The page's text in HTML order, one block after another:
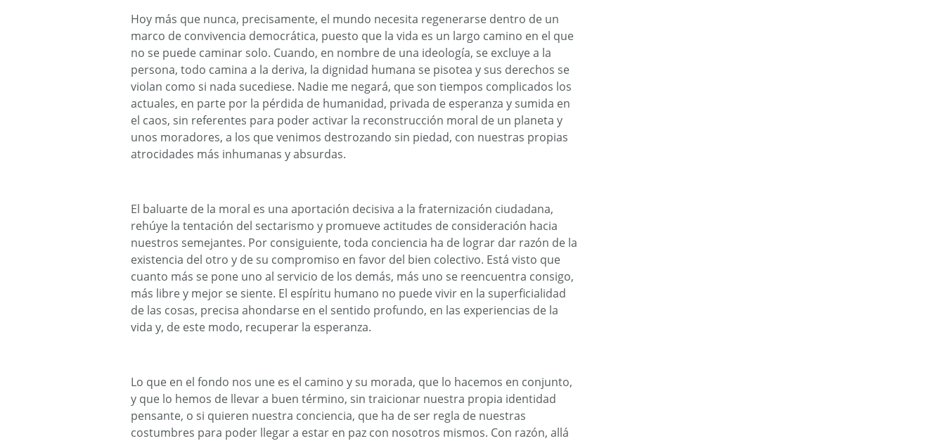
Hoy más que nunca, precisamente, el mundo necesita regenerarse dentro de un
marco de convivencia democrática, puesto que la vida es un largo camino en el que
no se puede caminar solo. Cuando, en nombre de una ideología, se excluye a la
persona, todo camina a la deriva, la dignidad humana se pisotea y sus derechos se
violan como si nada sucediese. Nadie me negará, que son tiempos complicados los
actuales, en parte por la pérdida de humanidad, privada de esperanza y sumida en
el caos, sin referentes para poder activar la reconstrucción moral de un planeta y
unos moradores, a los que venimos destrozando sin piedad, con nuestras propias
atrocidades más inhumanas y absurdas.
El baluarte de la moral es una aportación decisiva a la fraternización ciudadana,
rehúye la tentación del sectarismo y promueve actitudes de consideración hacia
nuestros semejantes. Por consiguiente, toda conciencia ha de lograr dar razón de la
existencia del otro y de su compromiso en favor del bien colectivo. Está visto que
cuanto más se pone uno al servicio de los demás, más uno se reencuentra consigo,
más libre y mejor se siente. El espíritu humano no puede vivir en la superficialidad
de las cosas, precisa ahondarse en el sentido profundo, en las experiencias de la
vida y, de este modo, recuperar la esperanza.
Lo que en el fondo nos une es el camino y su morada, que lo hacemos en conjunto,
y que lo hemos de llevar a buen término, sin traicionar nuestra propia identidad
pensante, o si quieren nuestra conciencia, que ha de ser regla de nuestras
costumbres para poder llegar a estar en paz con nosotros mismos. Con razón, allá